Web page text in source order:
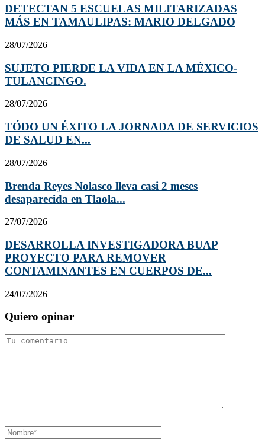
DETECTAN 5 ESCUELAS MILITARIZADAS
MÁS EN TAMAULIPAS: MARIO DELGADO
28/07/2026
SUJETO PIERDE LA VIDA EN LA MÉXICO-
TULANCINGO.
28/07/2026
TÓDO UN ÉXITO LA JORNADA DE SERVICIOS
DE SALUD EN...
28/07/2026
Brenda Reyes Nolasco lleva casi 2 meses
desaparecida en Tlaola...
27/07/2026
DESARROLLA INVESTIGADORA BUAP
PROYECTO PARA REMOVER
CONTAMINANTES EN CUERPOS DE...
24/07/2026
Quiero opinar